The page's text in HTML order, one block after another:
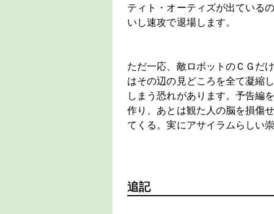
ティト・オーティズが出ている
いし速攻で退場します。
ただ一応、敵ロボットのＣＧだ
はその辺の見どころを全て凝縮
しまう恐れがあります。予告編
作り、あとは観た人の脳を損傷
てくる。実にアサイラムらしい
追記